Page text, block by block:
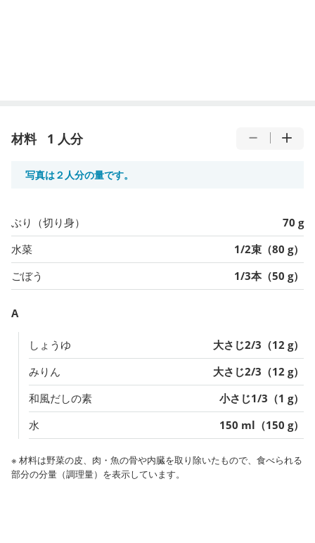
材料 1 人分
写真は２人分の量です。
ぶり（切り身）
70 g
水菜
1/2束（80 g）
ごぼう
1/3本（50 g）
A
しょうゆ
大さじ2/3（12 g）
みりん
大さじ2/3（12 g）
和風だしの素
小さじ1/3（1 g）
水
150 ml（150 g）
※ 材料は野菜の皮、肉・魚の骨や内臓を取り除いたもので、食べられる
部分の分量（調理量）を表示しています。